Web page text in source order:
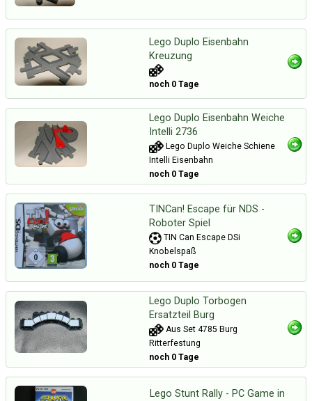
Lego Duplo Eisenbahn
Kreuzung
noch 0 Tage
Lego Duplo Eisenbahn Weiche
Intelli 2736
Lego Duplo Weiche Schiene
Intelli Eisenbahn
noch 0 Tage
TINCan! Escape für NDS -
Roboter Spiel
TIN Can Escape DSi
Knobelspaß
noch 0 Tage
Lego Duplo Torbogen
Ersatzteil Burg
Aus Set 4785 Burg
Ritterfestung
noch 0 Tage
Lego Stunt Rally - PC Game in